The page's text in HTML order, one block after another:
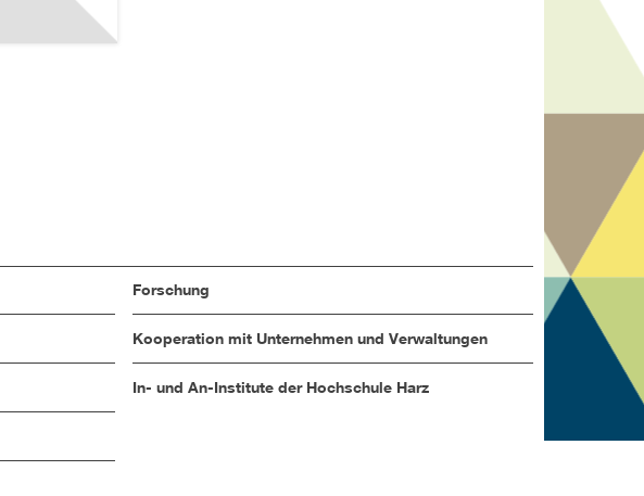
Forschung
Kooperation mit Unternehmen und Verwaltungen
In- und An-Institute der Hochschule Harz